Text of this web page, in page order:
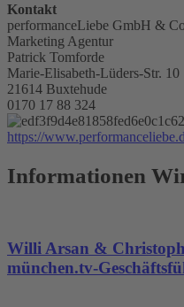
Kontakt
performanceLiebe GmbH &
Marketing Agentur
Patrick Tomforde
Marie-Elisabeth-Lüders-Str. 10
21614 Buxtehude
0170 17 88 324
https://
Informationen
Willi Arsan &
münchen.tv-